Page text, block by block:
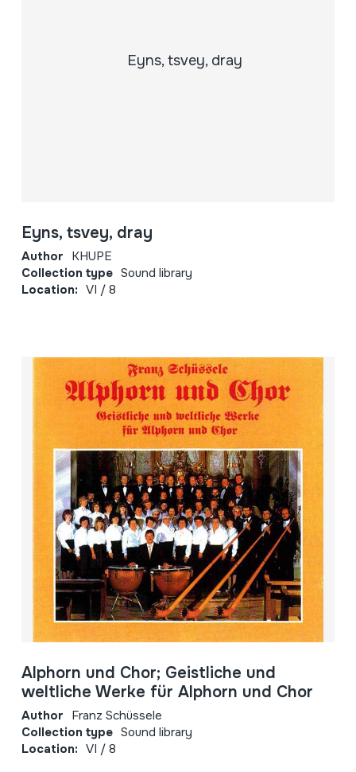
Eyns, tsvey, dray
Author KHUPE
Collection type Sound library
Location: VI / 8
Alphorn und Chor; Geistliche und
weltliche Werke für Alphorn und Chor
Author Franz Schüssele
Collection type Sound library
Location: VI / 8